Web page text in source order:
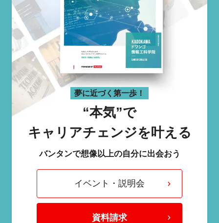
夢に近づく第一歩！
“本気”で
キャリアチェンジを叶える
バンタンで想像以上の自分に出会おう
イベント・説明会
資料請求